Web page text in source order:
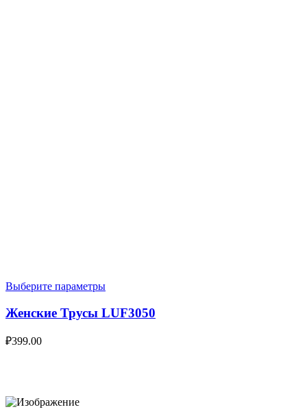
Выберите параметры
Женские Трусы LUF3050
₽399.00